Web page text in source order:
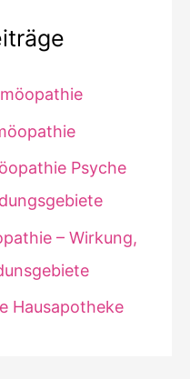
Psyche
– Wirkung,
Hausapotheke